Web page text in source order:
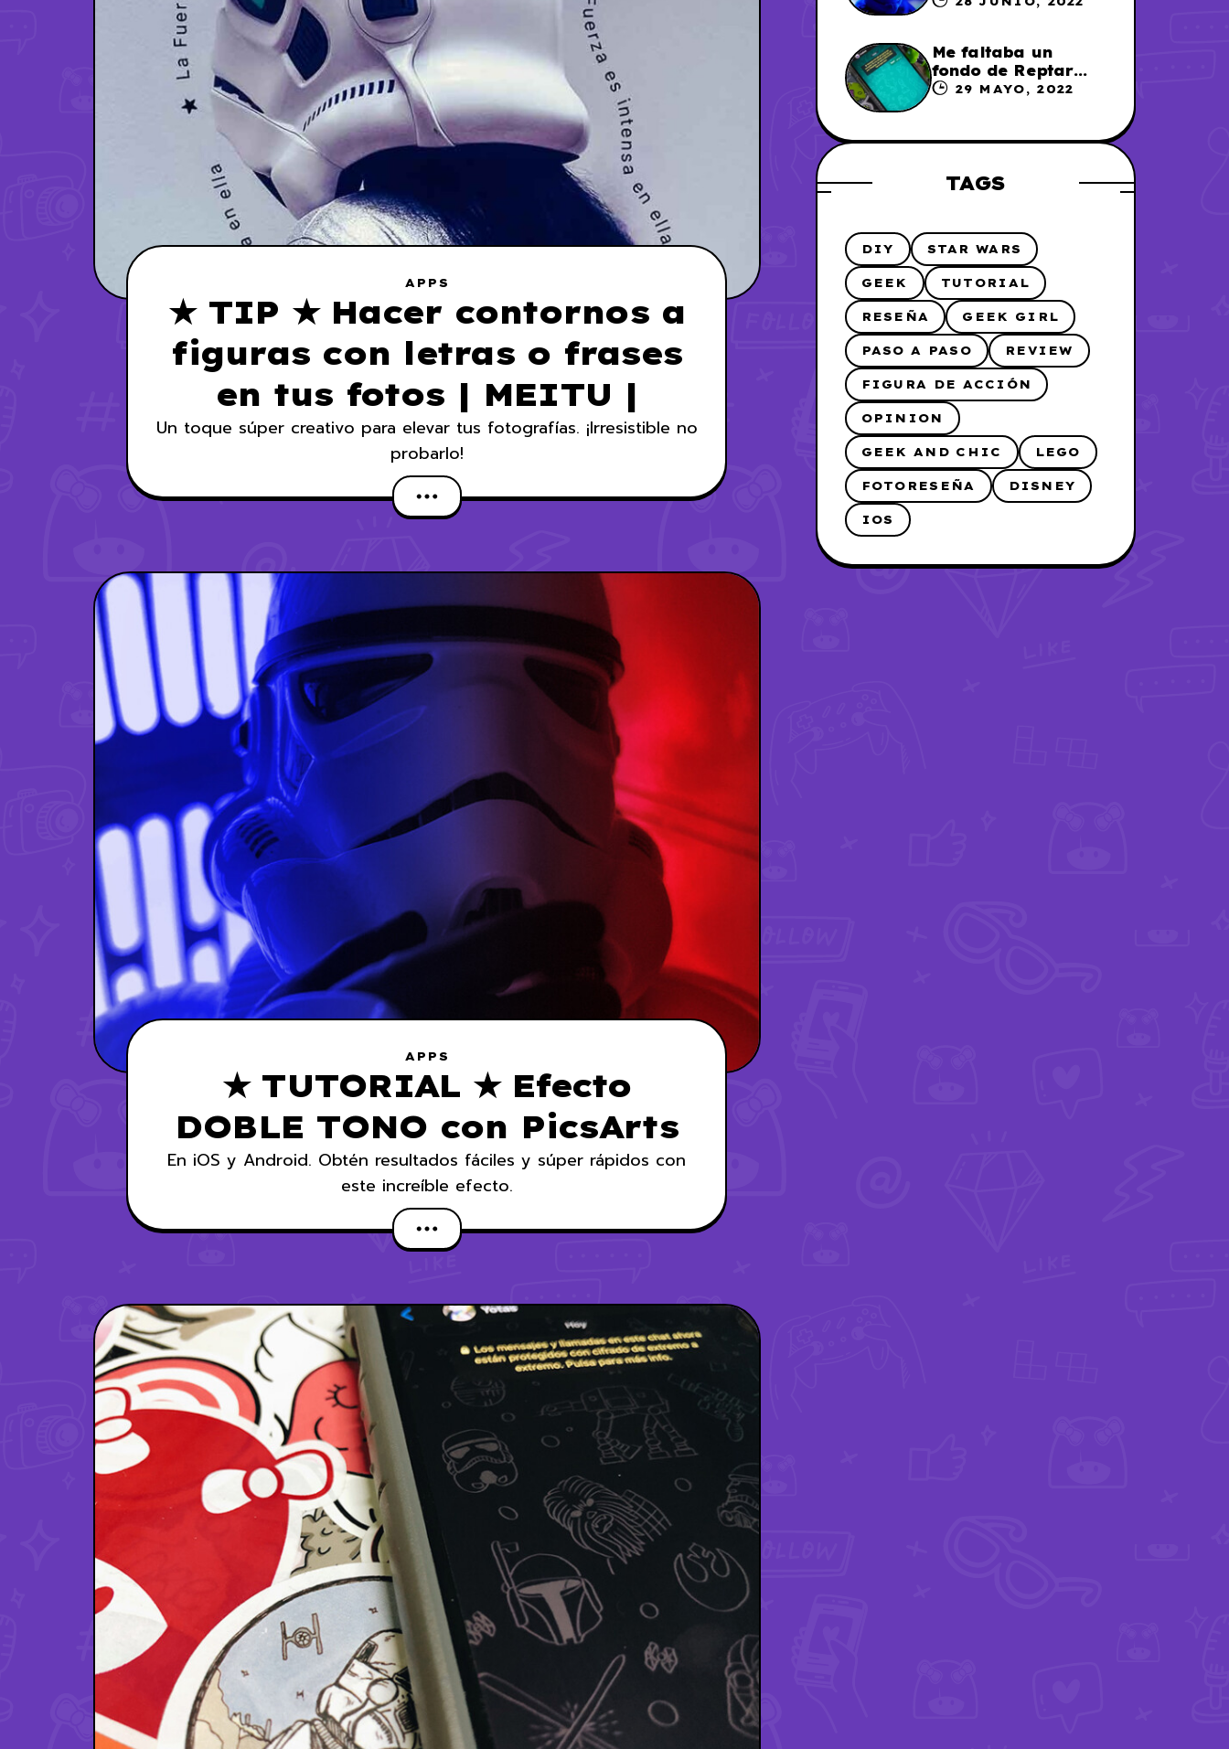
APPS
★ TIP ★ Hacer contornos a
figuras con letras o frases
en tus fotos | MEITU |
Un toque súper creativo para elevar tus fotografías. ¡Irresistible no
probarlo!
APPS
★ TUTORIAL ★ Efecto
DOBLE TONO con PicsArts
En iOS y Android. Obtén resultados fáciles y súper rápidos con
este increíble efecto.
Me faltaba un
fondo de Reptar
para los chats en
29 MAYO, 2022
TAGS
DIY STAR WARS
GEEK TUTORIAL
RESEÑA GEEK GIRL
PASO A PASO REVIEW
FIGURA DE ACCIÓN
OPINION
GEEK AND CHIC LEGO
FOTORESEÑA DISNEY
IOS